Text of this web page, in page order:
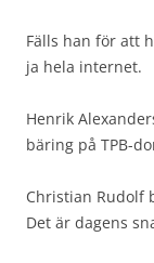
Fälls han för att
ja hela internet.
Henrik
bäring på TPB-
Christian Rudolf
Det är dagens